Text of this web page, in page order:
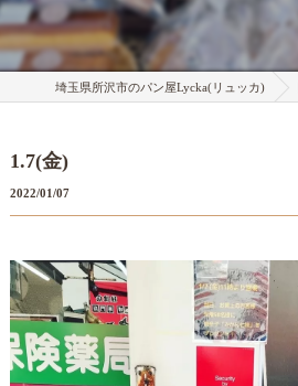
埼玉県所沢市のパン屋Lycka(リュッカ)
1.7(金)
2022/01/07